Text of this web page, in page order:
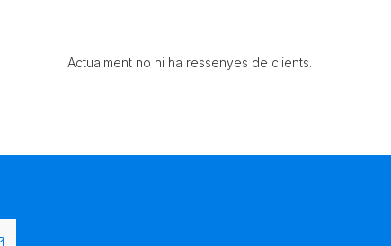
Actualment no hi ha ressenyes de clients.